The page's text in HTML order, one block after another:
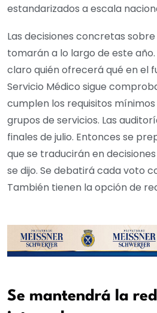
estandarizados a escala
Las decisiones concretas
tomarán a lo largo de este
claro quién ofrecerá qué en el
Servicio Médico sigue
cumplen los requisitos
grupos de servicios. Las
finales de julio. Entonces se
que se traducirán en
se dijo. Se debatirá cada voto
También tienen la opción de
Se mantendrá la